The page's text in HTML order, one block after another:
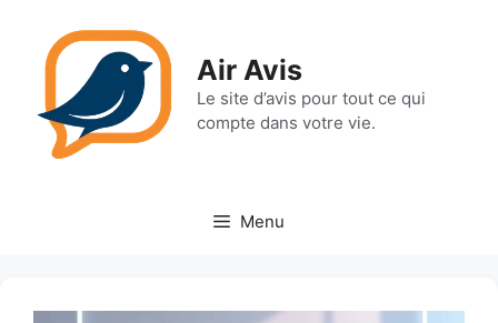
contenu
Air Avis
Le site d’avis pour tout ce qui
compte dans votre vie.
Menu